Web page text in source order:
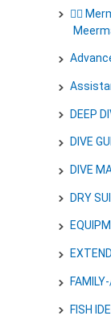
🧜‍♀️
DEEP
DIVE
DIVE
DRY
FISH